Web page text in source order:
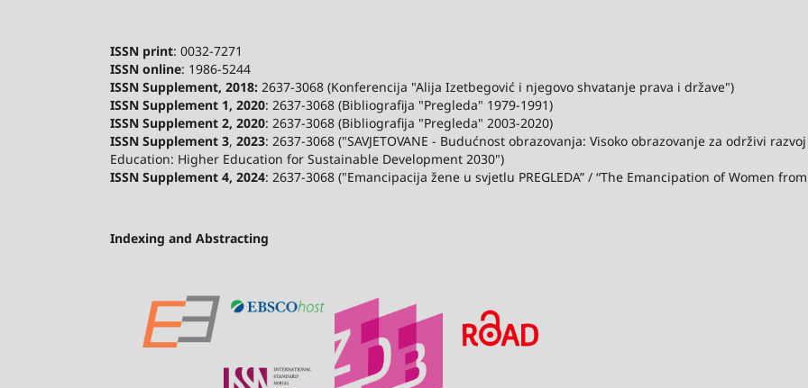
ISSN print: 0032-7271
ISSN online: 1986-5244
ISSN Supplement, 2018: 2637-3068 (Konferencija "Alija Izetbegović i njegovo shvatanje prava i države")
ISSN Supplement 1, 2020: 2637-3068 (Bibliografija "Pregleda" 1979-1991)
ISSN Supplement 2, 2020: 2637-3068 (Bibliografija "Pregleda" 2003-2020)
ISSN Supplement 3, 2023: 2637-3068 ("SAVJETOVANE - Budućnost obrazovanja: Visoko obrazovanje za održivi
Education: Higher Education for Sustainable Development 2030")
ISSN Supplement 4, 2024: 2637-3068 ("Emancipacija žene u svjetlu PREGLEDA” / “The Emancipation of Women
Indexing and Abstracting